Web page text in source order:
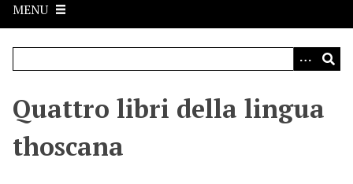
mMENU
Quattro libri della lingua
thoscana